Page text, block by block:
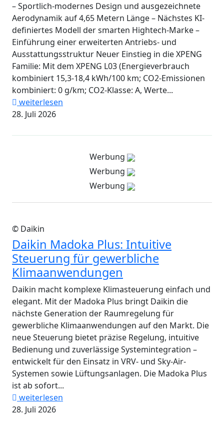
– Sportlich-modernes Design und ausgezeichnete
Aerodynamik auf 4,65 Metern Länge – Nächstes KI-
definiertes Modell der smarten Hightech-Marke –
Einführung einer erweiterten Antriebs- und
Ausstattungsstruktur Neuer Einstieg in die XPENG
Familie: Mit dem XPENG L03 (Energieverbrauch
kombiniert 15,3-18,4 kWh/100 km; CO2-Emissionen
kombiniert: 0 g/km; CO2-Klasse: A, Werte...
weiterlesen
28. Juli 2026
Werbung
Werbung
Werbung
© Daikin
Daikin Madoka Plus: Intuitive
Steuerung für gewerbliche
Klimaanwendungen
Daikin macht komplexe Klimasteuerung einfach und
elegant. Mit der Madoka Plus bringt Daikin die
nächste Generation der Raumregelung für
gewerbliche Klimaanwendungen auf den Markt. Die
neue Steuerung bietet präzise Regelung, intuitive
Bedienung und zuverlässige Systemintegration –
entwickelt für den Einsatz in VRV- und Sky-Air-
Systemen sowie Lüftungsanlagen. Die Madoka Plus
ist ab sofort...
weiterlesen
28. Juli 2026